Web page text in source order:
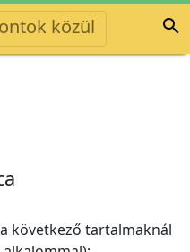
közül 
következő tartalmaknál